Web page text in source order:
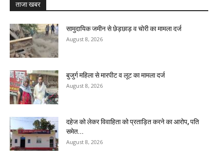
ताजा खबर
सामुदायिक जमीन से छेड़छाड़ व चोरी का मामला दर्ज
August 8, 2026
बुजुर्ग महिला से मारपीट व लूट का मामला दर्ज
August 8, 2026
दहेज को लेकर विवाहिता को प्रताड़ित करने का आरोप, पति
समेत...
August 8, 2026